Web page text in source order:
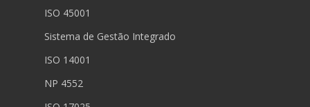
ISO 45001
Sistema de Gestão Integrado
ISO 14001
NP 4552